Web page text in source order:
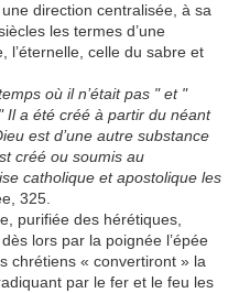
direction centralisée, à sa
les termes d’une
l’éternelle, celle du sabre et
où il n’était pas " et "
Il a été créé à partir du néant
est d’une autre substance
créé ou soumis au
catholique et apostolique les
325.
purifiée des hérétiques,
lors par la poignée l’épée
chrétiens « convertiront » la
par le fer et le feu les